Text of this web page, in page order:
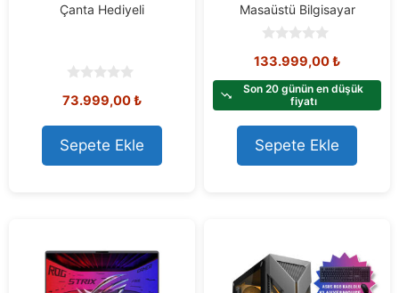
Çanta Hediyeli
o
t
o
f
5
73.999,00₺
Sepete Ekle
Masaüstü Bilgisayar
o
t
f
5
133.999,00₺
Son 20 günün en düşük
fiyatı
Sepete Ekle